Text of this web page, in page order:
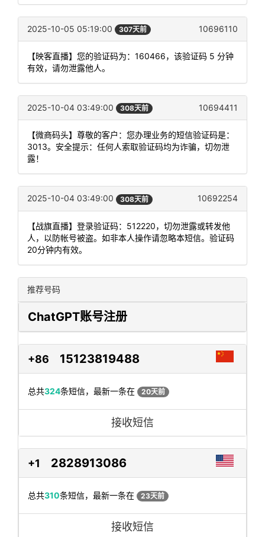
2025-10-05 05:19:00 307天前 10696110
【映客直播】您的验证码为：160466，该验证码 5 分钟
有效，请勿泄露他人。
2025-10-04 03:49:00 308天前 10694411
【微商码头】尊敬的客户：您办理业务的短信验证码是：
3013。安全提示：任何人索取验证码均为诈骗，切勿泄
露！
2025-10-04 03:49:00 308天前 10692254
【战旗直播】登录验证码：512220，切勿泄露或转发他
人，以防帐号被盗。如非本人操作请忽略本短信。验证码
20分钟内有效。
推荐号码
ChatGPT账号注册
+86 15123819488
总共324条短信，最新一条在 20天前
接收短信
+1 2828913086
总共310条短信，最新一条在 23天前
接收短信